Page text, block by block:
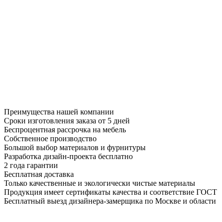
Преимущества нашей компании
Сроки изготовления заказа от 5 дней
Беспроцентная рассрочка на мебель
Собственное производство
Большой выбор материалов и фурнитуры
Разработка дизайн-проекта бесплатно
2 года гарантии
Бесплатная доставка
Только качественные и экологически чистые материалы
Продукция имеет сертификаты качества и соответствие ГОСТ
Бесплатный выезд дизайнера-замерщика по Москве и области